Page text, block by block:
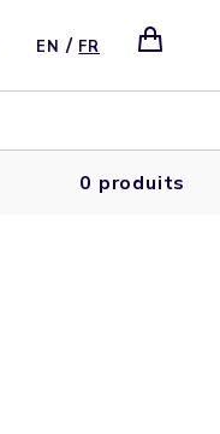
EN / FR
0 produits